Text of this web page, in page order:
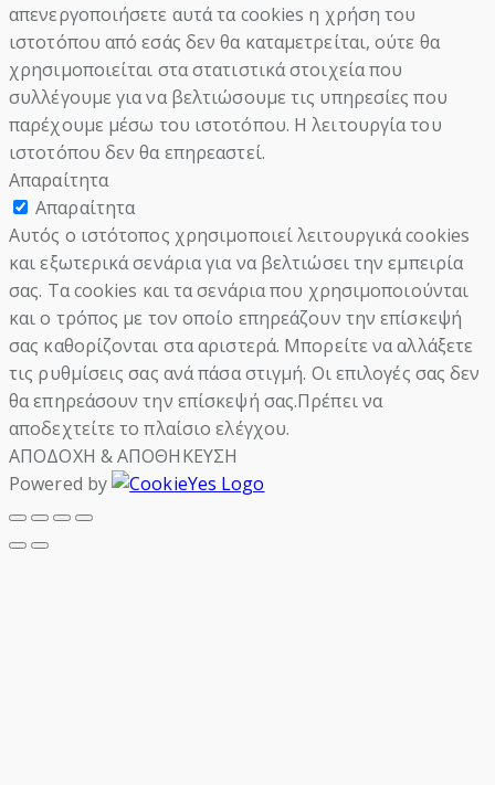
απενεργοποιήσετε αυτά τα cookies η χρήση του
ιστοτόπου από εσάς δεν θα καταμετρείται, ούτε θα
χρησιμοποιείται στα στατιστικά στοιχεία που
συλλέγουμε για να βελτιώσουμε τις υπηρεσίες που
παρέχουμε μέσω του ιστοτόπου. Η λειτουργία του
ιστοτόπου δεν θα επηρεαστεί.
Απαραίτητα
Απαραίτητα
Αυτός ο ιστότοπος χρησιμοποιεί λειτουργικά cookies
και εξωτερικά σενάρια για να βελτιώσει την εμπειρία
σας. Τα cookies και τα σενάρια που χρησιμοποιούνται
και ο τρόπος με τον οποίο επηρεάζουν την επίσκεψή
σας καθορίζονται στα αριστερά. Μπορείτε να αλλάξετε
τις ρυθμίσεις σας ανά πάσα στιγμή. Οι επιλογές σας δεν
θα επηρεάσουν την επίσκεψή σας.Πρέπει να
αποδεχτείτε το πλαίσιο ελέγχου.
ΑΠΟΔΟΧΗ & ΑΠΟΘΗΚΕΥΣΗ
Powered by